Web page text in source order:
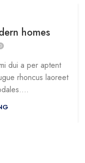
homes
0
dui a per aptent
rhoncus laoreet